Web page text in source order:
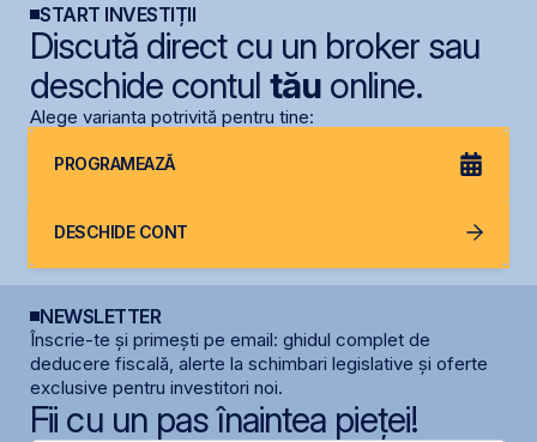
START INVESTIȚII
Discută direct cu un broker sau
deschide contul tăuonline.
Alege varianta potrivită pentru tine:
PROGRAMEAZĂ
DESCHIDE CONT
NEWSLETTER
Înscrie-te și primești pe email: ghidul complet de
deducere fiscală, alerte la schimbari legislative și oferte
exclusive pentru investitori noi.
Fii cu un pas înaintea pieței!